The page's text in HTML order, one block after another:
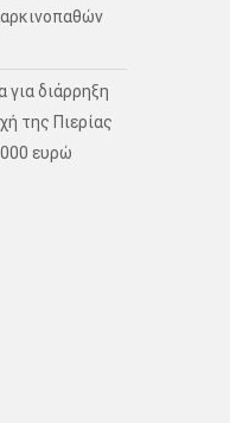
διάρρηξη
της Πιερίας
ευρώ